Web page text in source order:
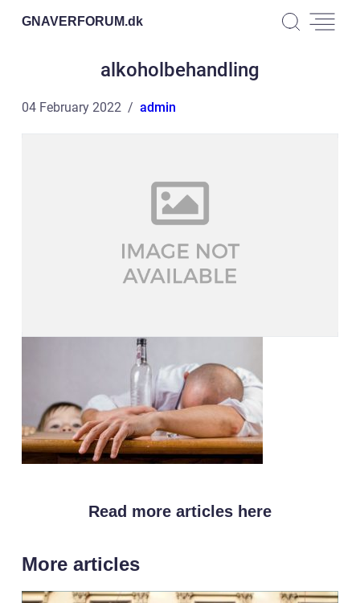
GNAVERFORUM.dk
alkoholbehandling
04 February 2022 admin
Read more articles here
More articles